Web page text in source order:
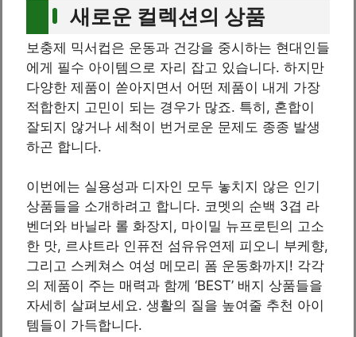
새로운 컬렉션의 상품
보충제 믹서컵은 운동과 건강을 중시하는 현대인들
에게 필수 아이템으로 자리 잡고 있습니다. 하지만
다양한 제품이 쏟아지면서 어떤 제품이 내게 가장
적합한지 고민이 되는 경우가 많죠. 특히, 혼합이
잘되지 않거나 세척이 번거로운 문제도 종종 발생
하곤 합니다.
이번에는 실용성과 디자인 모두 놓치지 않은 인기
상품들을 소개하려고 합니다. 코멧의 순백 3겹 라
벤더와 바닐라 롤 화장지, 마이밀 뉴프로틴의 고소
한 맛, 르샤트라 인퓨전 섬유유연제 피오니 부케향,
그리고 스케쳐스 여성 메모리 폼 운동화까지! 각각
의 제품이 주는 매력과 함께 ‘BEST’ 배지 상품들을
자세히 살펴보세요. 생활의 질을 높여줄 추천 아이
템들이 가득합니다.